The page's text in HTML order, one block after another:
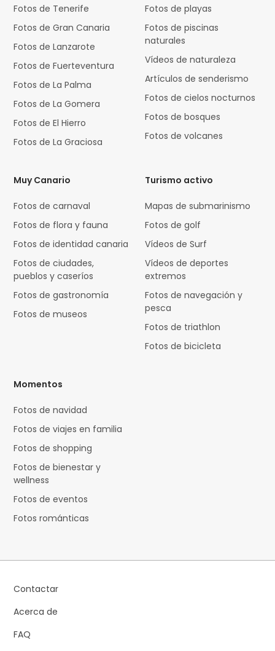
Fotos de Tenerife
Fotos de Gran Canaria
Fotos de Lanzarote
Fotos de Fuerteventura
Fotos de La Palma
Fotos de La Gomera
Fotos de El Hierro
Fotos de La Graciosa
Fotos de playas
Fotos de piscinas
naturales
Vídeos de naturaleza
Artículos de senderismo
Fotos de cielos nocturnos
Fotos de bosques
Fotos de volcanes
Muy Canario
Fotos de carnaval
Fotos de flora y fauna
Fotos de identidad canaria
Fotos de ciudades,
pueblos y caseríos
Fotos de gastronomía
Fotos de museos
Turismo activo
Mapas de submarinismo
Fotos de golf
Vídeos de Surf
Vídeos de deportes
extremos
Fotos de navegación y
pesca
Fotos de triathlon
Fotos de bicicleta
Momentos
Fotos de navidad
Fotos de viajes en familia
Fotos de shopping
Fotos de bienestar y
wellness
Fotos de eventos
Fotos románticas
Contactar
Acerca de
FAQ